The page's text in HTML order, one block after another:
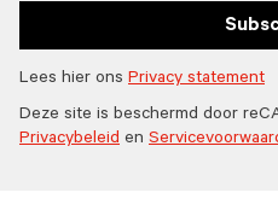
Lees hier ons Privacy statement
Deze site is beschermd door
Privacybeleid en